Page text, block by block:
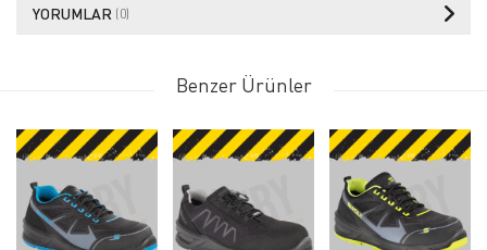
YORUMLAR (0)
Benzer Ürünler